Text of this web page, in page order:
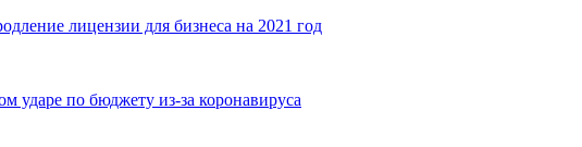
лицензии для бизнеса на 2021 год
ударе по бюджету из-за коронавируса